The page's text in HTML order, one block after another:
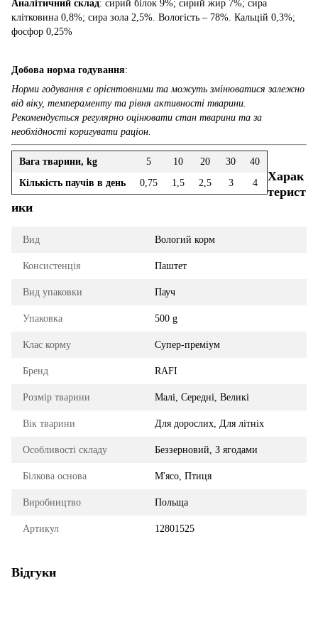
Аналітичний склад: сирий білок 9%; сирий жир 7%; сира
клітковина 0,8%; сира зола 2,5%. Вологість – 78%. Кальцій 0,3%;
фосфор 0,25%
Добова норма годування:
Норми годування є орієнтовними та можуть змінюватися залежно
від віку, темпераменту та рівня активності тварини.
Рекомендується регулярно оцінювати стан тварини та за
необхідності коригувати раціон.
Вага тварини, kg 5 10 20 30
40
Кількість паучів в день
0,75 1,5 2,5 3 4
Харак
терист
ики
Вид Вологий корм
Консистенція Паштет
Вид упаковки Пауч
Упаковка 500 g
Клас корму Супер-преміум
Бренд RAFI
Розмір тварини Малі, Середні, Великі
Вік тварини Для дорослих, Для літніх
Особливості складу Беззерновий, З ягодами
Білкова основа М'ясо, Птиця
Виробництво Польща
Артикул 12801525
Відгуки